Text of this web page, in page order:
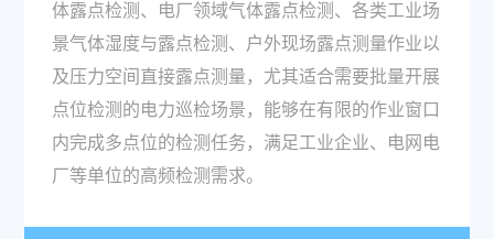
体露点检测、电厂领域气体露点检测、各类工业场
景气体湿度与露点检测、户外现场露点测量作业以
及压力空间直接露点测量，尤其适合需要批量开展
点位检测的电力巡检场景，能够在有限的作业窗口
内完成多点位的检测任务，满足工业企业、电网电
厂等单位的高频检测需求。